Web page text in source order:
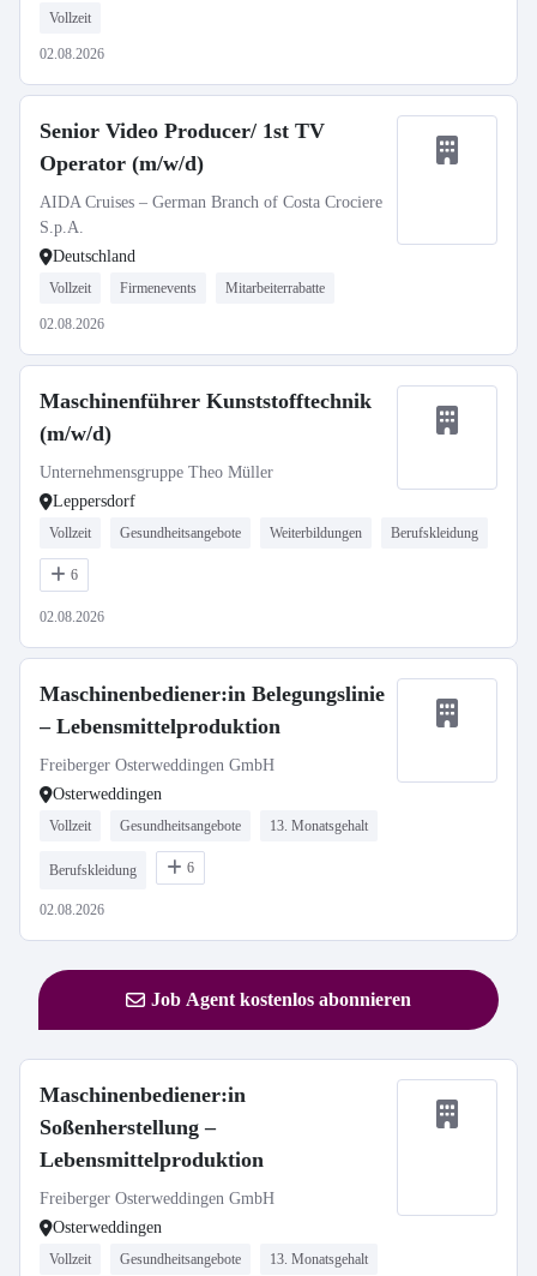
Vollzeit
02.08.2026
Senior Video Producer/ 1st TV
Operator (m/w/d)
AIDA Cruises – German Branch of Costa Crociere
S.p.A.
Deutschland
Vollzeit Firmenevents Mitarbeiterrabatte
02.08.2026
Maschinenführer Kunststofftechnik
(m/w/d)
Unternehmensgruppe Theo Müller
Leppersdorf
Vollzeit Gesundheitsangebote Weiterbildungen Berufskleidung
6
02.08.2026
Maschinenbediener:in Belegungslinie
– Lebensmittelproduktion
Freiberger Osterweddingen GmbH
Osterweddingen
Vollzeit Gesundheitsangebote 13. Monatsgehalt
Berufskleidung 6
02.08.2026
Job Agent kostenlos abonnieren
Maschinenbediener:in
Soßenherstellung –
Lebensmittelproduktion
Freiberger Osterweddingen GmbH
Osterweddingen
Vollzeit Gesundheitsangebote 13. Monatsgehalt